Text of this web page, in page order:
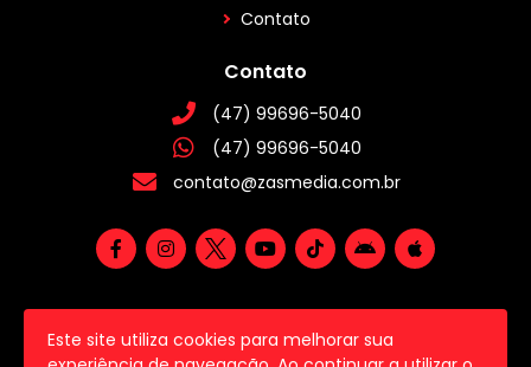
Este site utiliza cookies para melhorar sua
Contato
Contato
(47) 99696-5040
(47) 99696-5040
contato@zasmedia.com.br
2026 © Todos os direitos reservados.